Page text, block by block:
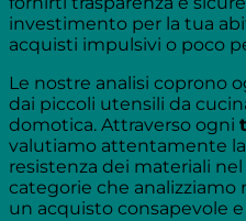
investimento per la tua
acquisti impulsivi o poco
Le nostre analisi coprono
dai piccoli utensili da
domotica. Attraverso ogni
valutiamo attentamente la
resistenza dei materiali
categorie che
un acquisto consapevole